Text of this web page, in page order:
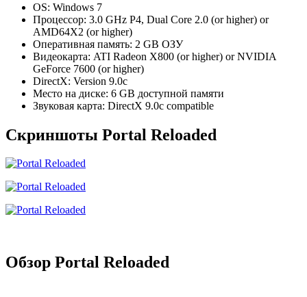
OS: Windows 7
Процессор: 3.0 GHz P4, Dual Core 2.0 (or higher) or
AMD64X2 (or higher)
Оперативная память: 2 GB ОЗУ
Видеокарта: ATI Radeon X800 (or higher) or NVIDIA
GeForce 7600 (or higher)
DirectX: Version 9.0c
Место на диске: 6 GB доступной памяти
Звуковая карта: DirectX 9.0c compatible
Скриншоты Portal Reloaded
Обзор Portal Reloaded